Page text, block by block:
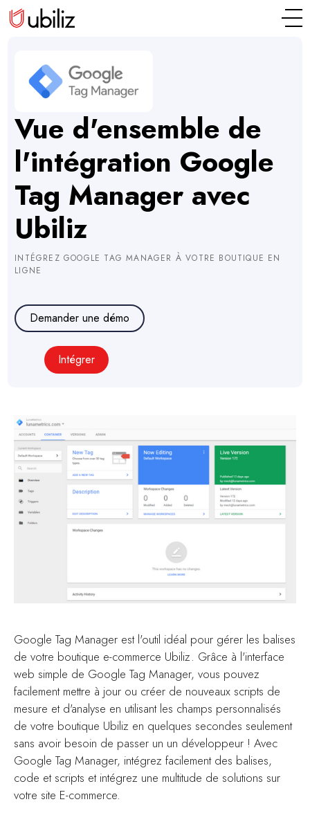
Vue d'ensemble de
l'intégration Google
Tag Manager avec
Ubiliz
INTÉGREZ GOOGLE TAG MANAGER À VOTRE BOUTIQUE EN
LIGNE
Intégrer
Demander une démo
Google Tag Manager est l'outil idéal pour gérer les balises
de votre boutique e-commerce Ubiliz. Grâce à l'interface
web simple de Google Tag Manager, vous pouvez
facilement mettre à jour ou créer de nouveaux scripts de
mesure et d'analyse en utilisant les champs personnalisés
de votre boutique Ubiliz en quelques secondes seulement
sans avoir besoin de passer un un développeur ! Avec
Google Tag Manager, intégrez facilement des balises,
code et scripts et intégrez une multitude de solutions sur
votre site E-commerce.